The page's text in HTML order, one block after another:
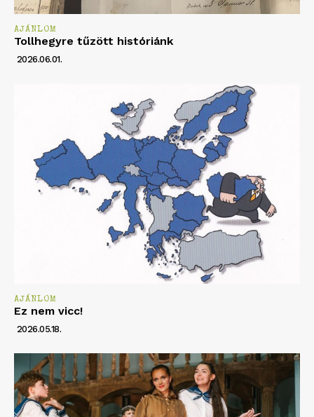
AJÁNLOM
Tollhegyre tűzött históriánk
2026.06.01.
AJÁNLOM
Ez nem vicc!
2026.05.18.